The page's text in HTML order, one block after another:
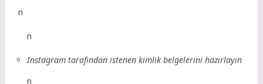
n
n
Instagram tarafından istenen kimlik belgelerini hazırlayın
n